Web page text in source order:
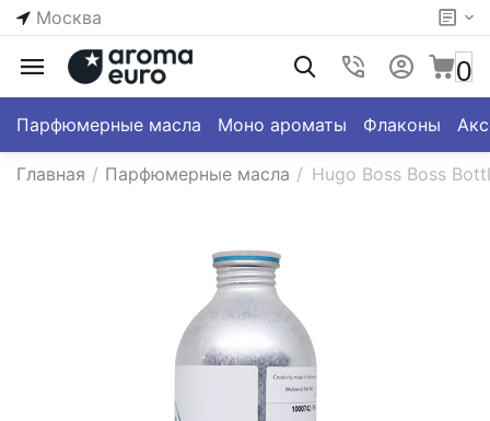
Москва
0
Парфюмерные масла Моно ароматы Флаконы
Главная / Парфюмерные масла / Hugo Boss Boss